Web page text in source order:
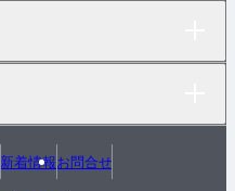
新着情報お問合せ